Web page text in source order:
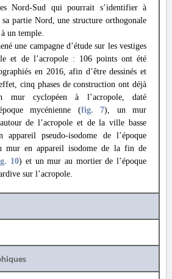
Nord-Sud qui pourrait s’identifier à
partie Nord, une structure orthogonale
un temple.
une campagne d’étude sur les vestiges
et de l’acropole : 106 points ont été
en 2016, afin d’être dessinés et
cinq phases de construction ont déjà
mur cyclopéen à l’acropole, daté
mycénienne (fig. 7), un mur
de l’acropole et de la ville basse
pseudo-isodome de l’époque
mur en appareil isodome de la fin de
10) et un mur au mortier de l’époque
sur l’acropole.